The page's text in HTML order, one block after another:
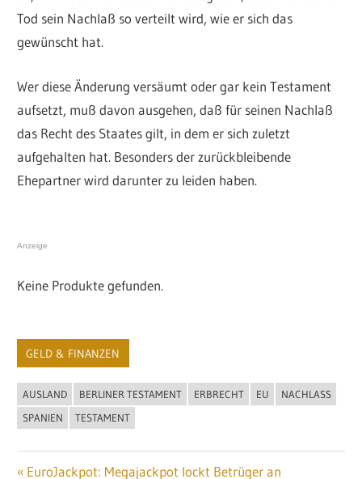
Tod sein Nachlaß so verteilt wird, wie er sich das
gewünscht hat.
Wer diese Änderung versäumt oder gar kein Testament
aufsetzt, muß davon ausgehen, daß für seinen Nachlaß
das Recht des Staates gilt, in dem er sich zuletzt
aufgehalten hat. Besonders der zurückbleibende
Ehepartner wird darunter zu leiden haben.
Anzeige
Keine Produkte gefunden.
GELD & FINANZEN
AUSLAND BERLINER TESTAMENT ERBRECHT EU
NACHLASS
SPANIEN
TESTAMENT
Vorheriger
EuroJackpot: Megajackpot lockt Betrüger an